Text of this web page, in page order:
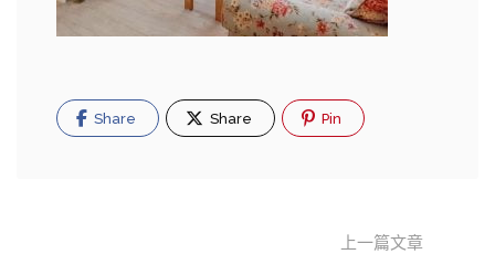
Share Share Pin
上一篇文章